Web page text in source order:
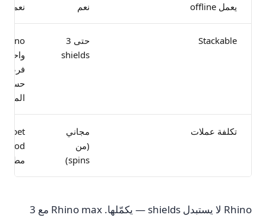
يعمل offline نعم نعم
Stackable
حتى 3
shields
Rhino
واحد،
فرصة
حسب
تكلفة عملات
مجاني
(من
spins)
pet
food
Rhino لا يستبدل shields — يكمّلها. Rhino max مع 3